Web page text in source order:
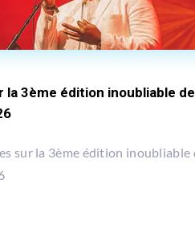
la 3ème édition inoubliable
sur la 3ème édition inoubliable